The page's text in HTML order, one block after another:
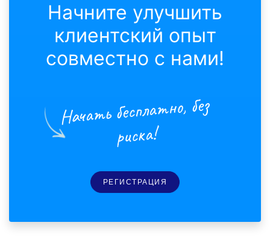
Начните улучшить
клиентский опыт
совместно с нами!
Начать бесплатно, без
риска!
РЕГИСТРАЦИЯ